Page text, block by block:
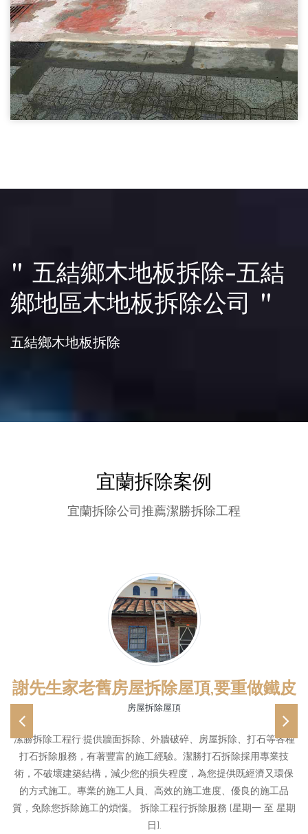
打石工程
" 五結鄉木地板拆除-五結
鄉地區木地板拆除公司 "
五結鄉木地板拆除
宜蘭拆除案例
宜蘭拆除公司推薦潔勝拆除工程
謝先生家老舊房屋拆除屋頂,要重做鐵皮
房屋拆除屋頂
潔勝拆除工程行:提供牆面拆除、外牆破碎、房屋拆除、打石等各種
打石拆除服務，有著豐富的施工經驗。潔勝打石拆除採用專業技
術，不破壞建築結構，減少您的損失程度，為您提供既經濟又環保
的方式施工。專業的施工人員、高效的施工進度、優良的施工品
質，免除您拆除施工的煩惱。 拆除工程行拆除服務 (星期一 至 星期
日).
Previous